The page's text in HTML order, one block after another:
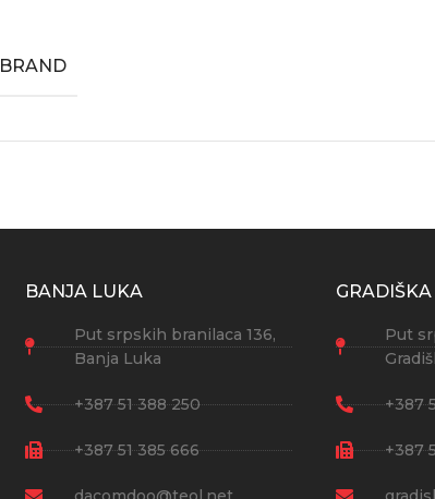
BRAND
BANJA LUKA
Put srpskih branilaca 136,
Banja Luka
+387 51 388 250
+387 51 385 666
GRADIŠKA
Put
+387
+387